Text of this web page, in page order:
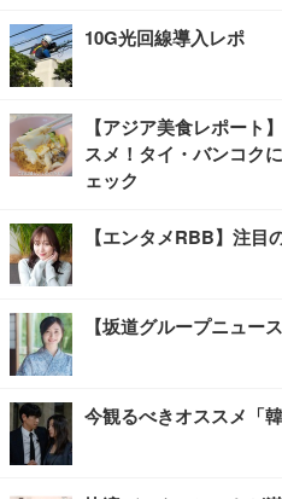
10G光回線導入レポ
【アジア美食レポート
スメ！タイ・バンコク
ェック
【エンタメRBB】注目
【坂道グループニュー
今観るべきオススメ「